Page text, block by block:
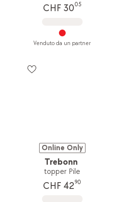
CHF 3005
Venduto da un partner
Online Only
Trebonn
topper Pile
CHF 4290